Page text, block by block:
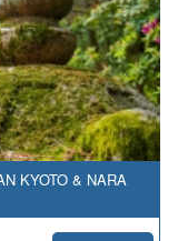
KYOTO & NARA